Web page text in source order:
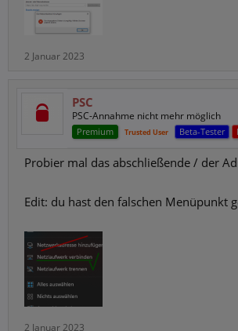
2 Januar 2023
PSC
PSC-Annahme nicht mehr möglich
Premium Trusted User Beta-Tester
Probier mal das abschließende / der
Edit: du hast den falschen Menüpunkt
2 Januar 2023